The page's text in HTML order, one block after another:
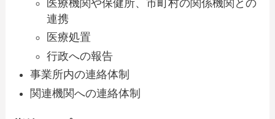
医療機関や保健所、市町村の関係機関との
連携
医療処置
行政への報告
事業所内の連絡体制
関連機関への連絡体制